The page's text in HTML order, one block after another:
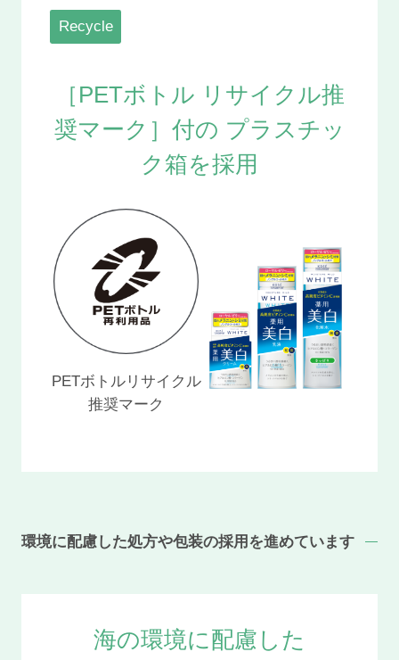
Recycle
［PETボトル リサイクル推
奨マーク］付の プラスチッ
ク箱を採用
PETボトルリサイクル
推奨マーク
環境に配慮した処方や包装の採用を進めています
海の環境に配慮した